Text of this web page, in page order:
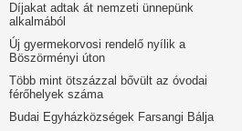
Díjakat adtak át nemzeti ünnepünk
alkalmából
Új gyermekorvosi rendelő nyílik a
Böszörményi úton
Több mint ötszázzal bővült az óvodai
férőhelyek száma
Budai Egyházközségek Farsangi Bálja